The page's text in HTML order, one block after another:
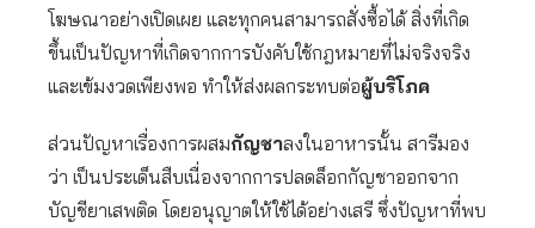
โฆษณาอย่างเปิดเผย และทุกคนสามารถสั่งซื้อได้ สิ่งที่เกิด
ขึ้นเป็นปัญหาที่เกิดจากการบังคับใช้กฎหมายที่ไม่จริงจริง
และเข้มงวดเพียงพอ ทำให้ส่งผลกระทบต่อผู้บริโภค
ส่วนปัญหาเรื่องการผสมกัญชาลงในอาหารนั้น สารีมอง
ว่า เป็นประเด็นสืบเนื่องจากการปลดล็อกกัญชาออกจาก
บัญชียาเสพติด โดยอนุญาตให้ใช้ได้อย่างเสรี ซึ่งปัญหาที่พบ